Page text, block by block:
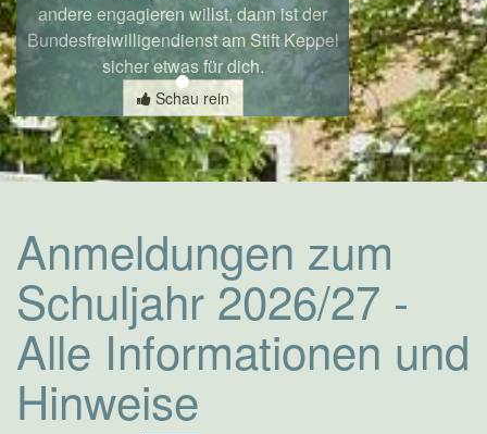
andere engagieren willst, dann ist der
Bundesfreiwilligendienst am Stift Keppel
sicher etwas für dich.
Schau rein
Anmeldungen zum
Schuljahr 2026/27 -
Alle Informationen und
Hinweise